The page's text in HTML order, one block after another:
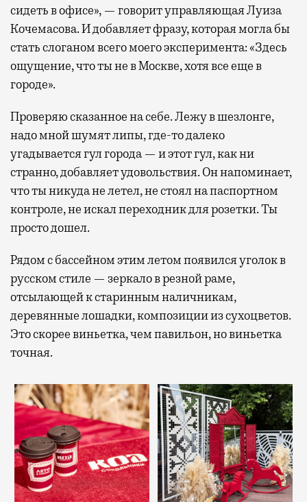
сидеть в офисе», — говорит управляющая Луиза
Кочемасова. И добавляет фразу, которая могла бы
стать слоганом всего моего эксперимента: «Здесь
ощущение, что ты не в Москве, хотя все еще в
городе».
Проверяю сказанное на себе. Лежу в шезлонге,
надо мной шумят липы, где-то далеко
угадывается гул города — и этот гул, как ни
странно, добавляет удовольствия. Он напоминает,
что ты никуда не летел, не стоял на паспортном
контроле, не искал переходник для розетки. Ты
просто дошел.
Рядом с бассейном этим летом появился уголок в
русском стиле — зеркало в резной раме,
отсылающей к старинным наличникам,
деревянные лошадки, композиции из сухоцветов.
Это скорее виньетка, чем павильон, но виньетка
точная.